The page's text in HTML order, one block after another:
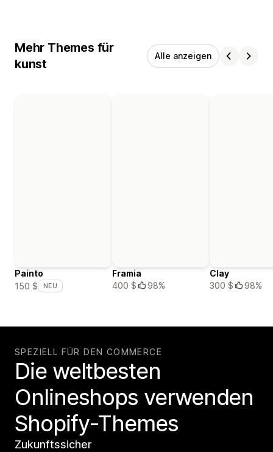
Mehr Themes für
kunst
Alle anzeigen
Painto
150 $
NEU
Framia
400 $
98%
Clay
300 $
98%
SPEZIELL FÜR DEN COMMERCE
Die weltbesten
Onlineshops verwenden
Shopify-Themes
Zukunftssicher